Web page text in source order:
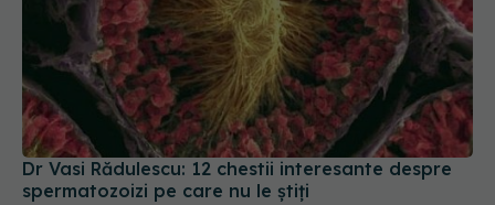
Dr Vasi Rădulescu: 12 chestii interesante despre
spermatozoizi pe care nu le știți